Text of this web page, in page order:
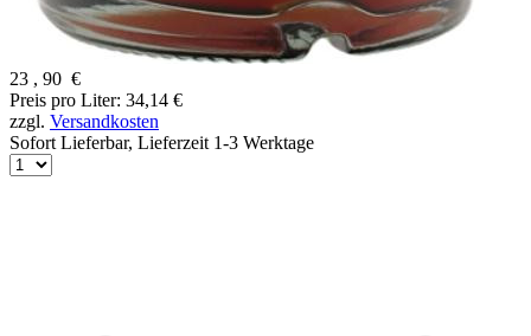
23 , 90 €
Preis pro Liter: 34,14 €
zzgl. Versandkosten
Sofort Lieferbar, Lieferzeit 1-3 Werktage